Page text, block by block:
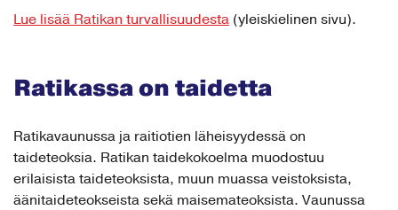
Lue lisää Ratikan turvallisuudesta (yleiskielinen sivu).
Ratikassa on taidetta
Ratikavaunussa ja raitiotien läheisyydessä on
taideteoksia. Ratikan taidekokoelma muodostuu
erilaisista taideteoksista, muun muassa veistoksista,
äänitaideteokseista sekä maisemateoksista. Vaunussa